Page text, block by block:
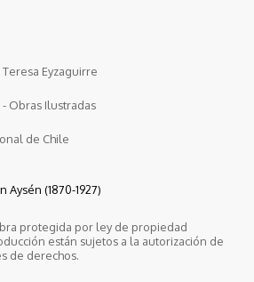
Eyzaguirre
- Obras Ilustradas
de Chile
(1870-1927)
protegida por ley de propiedad
están sujetos a la autorización de
de derechos.